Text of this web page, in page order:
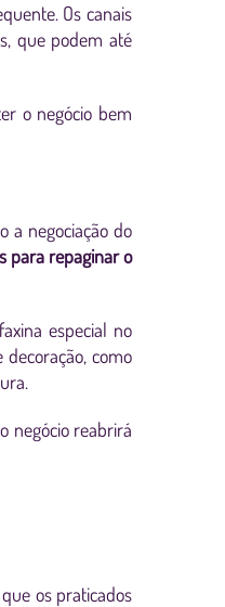
Os canais
que podem até
o negócio bem
a negociação do
para repaginar o
especial no
como
negócio reabrirá
os praticados